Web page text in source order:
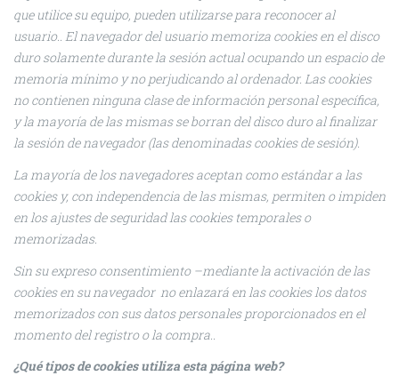
que utilice su equipo, pueden utilizarse para reconocer al
usuario.. El navegador del usuario memoriza cookies en el disco
duro solamente durante la sesión actual ocupando un espacio de
memoria mínimo y no perjudicando al ordenador. Las cookies
no contienen ninguna clase de información personal específica,
y la mayoría de las mismas se borran del disco duro al finalizar
la sesión de navegador (las denominadas cookies de sesión).
La mayoría de los navegadores aceptan como estándar a las
cookies y, con independencia de las mismas, permiten o impiden
en los ajustes de seguridad las cookies temporales o
memorizadas.
Sin su expreso consentimiento –mediante la activación de las
cookies en su navegador no enlazará en las cookies los datos
memorizados con sus datos personales proporcionados en el
momento del registro o la compra..
¿Qué tipos de cookies utiliza esta página web?